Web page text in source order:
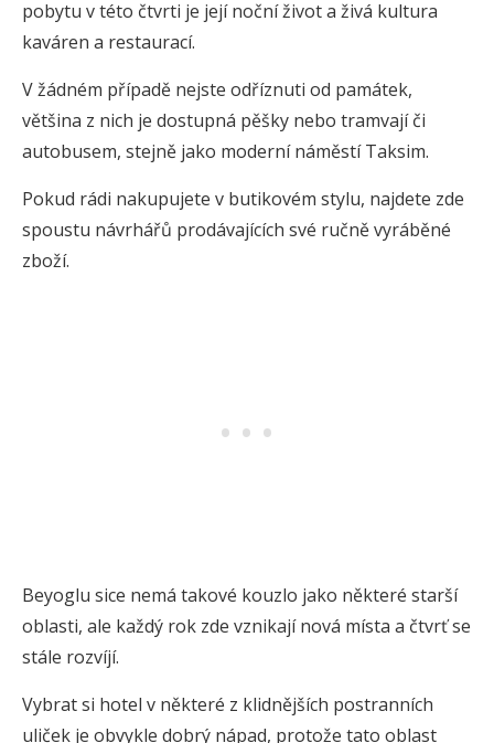
pobytu v této čtvrti je její noční život a živá kultura
kaváren a restaurací.
V žádném případě nejste odříznuti od památek,
většina z nich je dostupná pěšky nebo tramvají či
autobusem, stejně jako moderní náměstí Taksim.
Pokud rádi nakupujete v butikovém stylu, najdete zde
spoustu návrhářů prodávajících své ručně vyráběné
zboží.
Beyoglu sice nemá takové kouzlo jako některé starší
oblasti, ale každý rok zde vznikají nová místa a čtvrť se
stále rozvíjí.
Vybrat si hotel v některé z klidnějších postranních
uliček je obvykle dobrý nápad, protože tato oblast